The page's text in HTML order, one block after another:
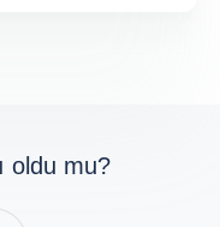
oldu mu?